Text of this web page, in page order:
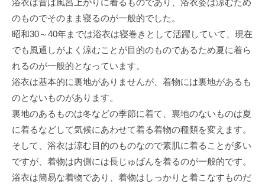
のものでそのまま寝るのが一般的でした。
昭和30～40年までは浴衣は寝巻きとして活躍していて、現在
でも風通しがよく涼むことが目的のものであるため夏に着ら
れるのが一般的となっています。
浴衣は基本的に裏地がありませんが、着物には裏地があるも
のとないものがあります。
裏地のあるものは冬などの季節に着て、裏地のないものは夏
に着るなどして気候にあわせて着る着物の種類を変えます。
そして、浴衣は涼む目的のものなので素肌に着ることが多い
ですが、着物は内側には長じゅばんを着るのが一般的です。
浴衣は簡易な着物であり、着物はしっかりと着こなすものだ